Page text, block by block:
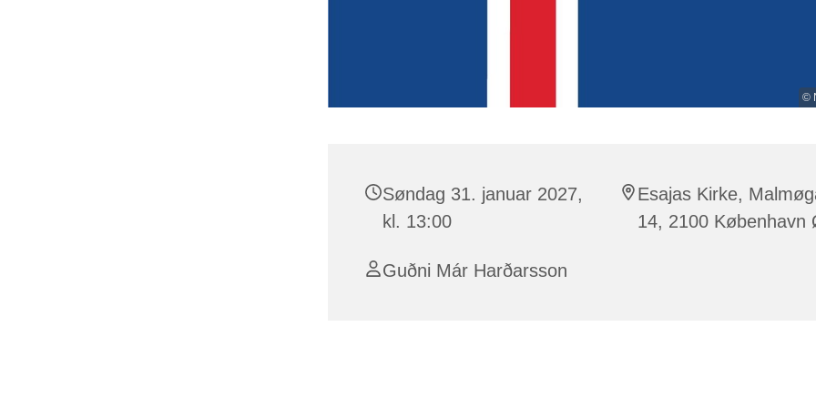
©
Søndag 31. januar 2027,
kl. 13:00
Esajas Kirke,
14, 2100 København
Guðni Már Harðarsson